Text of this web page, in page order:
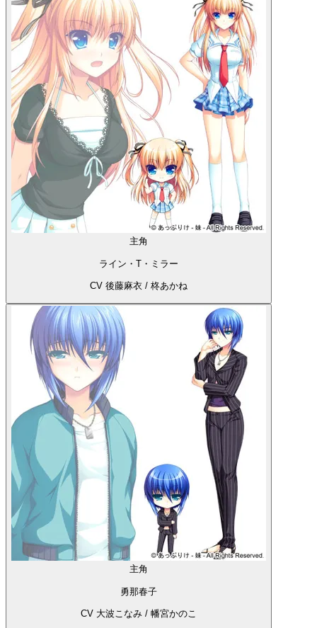
主角
ライン・T・ミラー
CV 後藤麻衣 / 柊あかね
主角
勇那春子
CV 大波こなみ / 幡宮かのこ